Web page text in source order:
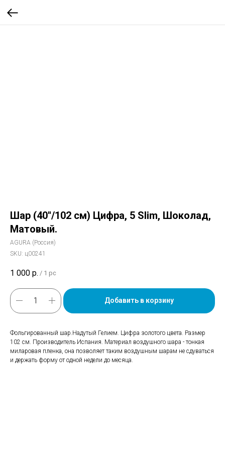
Шар (40''/102 см) Цифра, 5 Slim, Шоколад,
Матовый.
AGURA (Россия)
SKU: ц00241
1 000 р. / 1 pc
Добавить в корзину
Фольгированный шар.Надутый Гелием. Цифра золотого цвета. Размер
102 см. Производитель Испания. Материал воздушного шара - тонкая
миларовая пленка, она позволяет таким воздушным шарам не сдуваться
и держать форму от одной недели до месяца.